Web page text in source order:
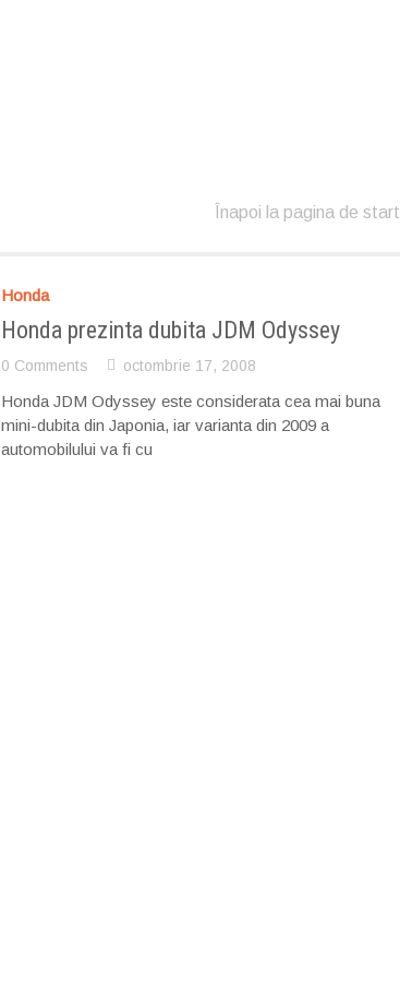
Înapoi la pagina de start
Honda
Honda prezinta dubita JDM Odyssey
0 Comments octombrie 17, 2008
Honda JDM Odyssey este considerata cea mai buna
mini-dubita din Japonia, iar varianta din 2009 a
automobilului va fi cu